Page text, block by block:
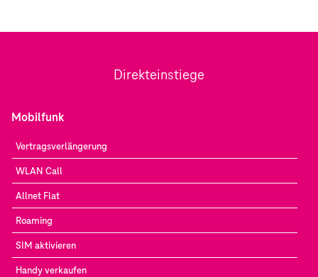
Direkteinstiege
Mobilfunk
Vertragsverlängerung
WLAN Call
Allnet Flat
Roaming
SIM aktivieren
Handy verkaufen